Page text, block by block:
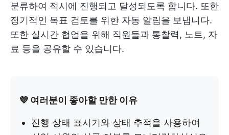
분류하여 적시에 진행되고 달성되도록 합니다. 또한
정기적인 목표 검토를 위한 자동 알림을 보냅니다.
또한 실시간 협업을 위해 직원들과 통찰력, 노트, 자
료 등을 공유할 수 있습니다.
💜 여러분이 좋아할 만한 이유
진행 상태 표시기와 상태 추적을 사용하여